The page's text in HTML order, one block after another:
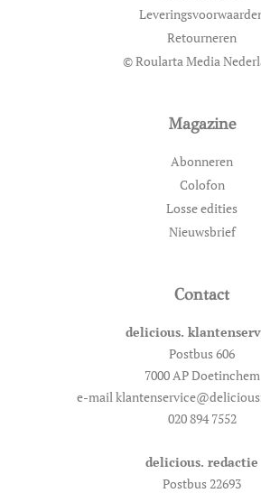
Retourneren
© Roularta Media
Magazine
Abonneren
Colofon
Losse edities
Nieuwsbrief
Contact
delicious.
Postbus 606
7000 AP Doetinchem
e-mail
020 894 7552
delicious. redactie
Postbus 22693